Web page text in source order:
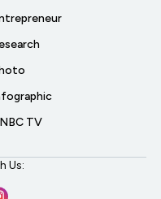
TV
Us: